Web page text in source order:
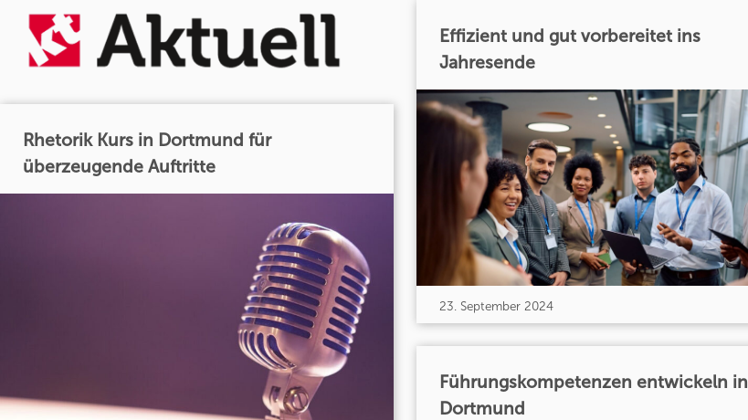
Rhetorik Kurs in Dortmund für
überzeugende Auftritte
Effizient und gut vorbereitet ins
Jahresende
23. September 2024
Führungskompetenzen entwickeln in
Dortmund